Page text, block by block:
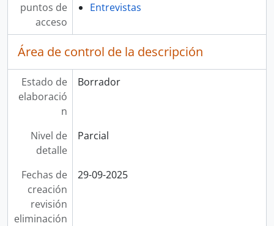
puntos de
acceso
Entrevistas
Área de control de la descripción
Estado de
elaboració
n
Borrador
Nivel de
detalle
Parcial
Fechas de
creación
revisión
eliminación
29-09-2025